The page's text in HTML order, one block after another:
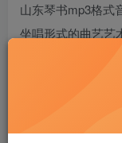
山东琴书mp3格式
坐唱形式的曲艺艺
于中间，其他乐
己唱词，通过乐
格。在故事情节